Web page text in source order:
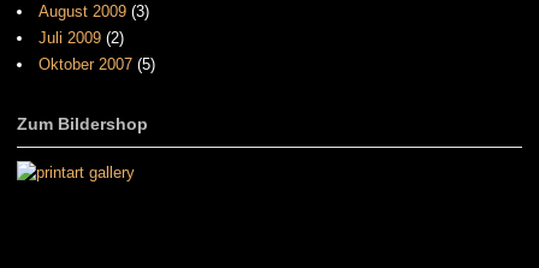
August 2009 (3)
Juli 2009 (2)
Oktober 2007 (5)
Zum Bildershop